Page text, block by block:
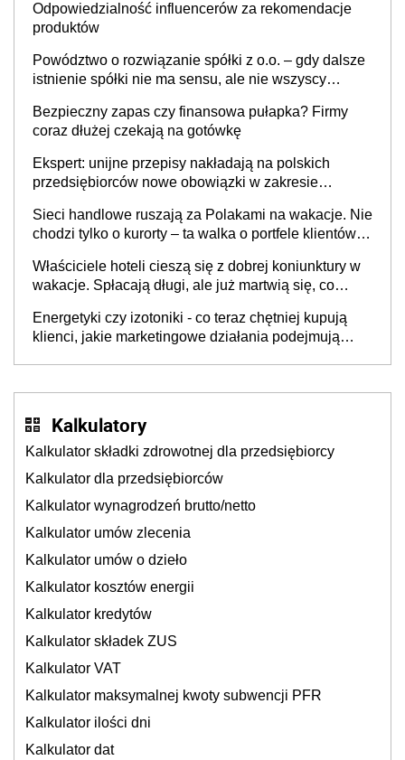
Odpowiedzialność influencerów za rekomendacje
produktów
Powództwo o rozwiązanie spółki z o.o. – gdy dalsze
istnienie spółki nie ma sensu, ale nie wszyscy
Bezpieczny zapas czy finansowa pułapka? Firmy
coraz dłużej czekają na gotówkę
Ekspert: unijne przepisy nakładają na polskich
przedsiębiorców nowe obowiązki w zakresie
Sieci handlowe ruszają za Polakami na wakacje. Nie
chodzi tylko o kurorty – ta walka o portfele klientów
cichu
Właściciele hoteli cieszą się z dobrej koniunktury w
wakacje. Spłacają długi, ale już martwią się, co
Energetyki czy izotoniki - co teraz chętniej kupują
klienci, jakie marketingowe działania podejmują
Kalkulatory
Kalkulator składki zdrowotnej dla przedsiębiorcy
Kalkulator dla przedsiębiorców
Kalkulator wynagrodzeń brutto/netto
Kalkulator umów zlecenia
Kalkulator umów o dzieło
Kalkulator kosztów energii
Kalkulator kredytów
Kalkulator składek ZUS
Kalkulator VAT
Kalkulator maksymalnej kwoty subwencji PFR
Kalkulator ilości dni
Kalkulator dat